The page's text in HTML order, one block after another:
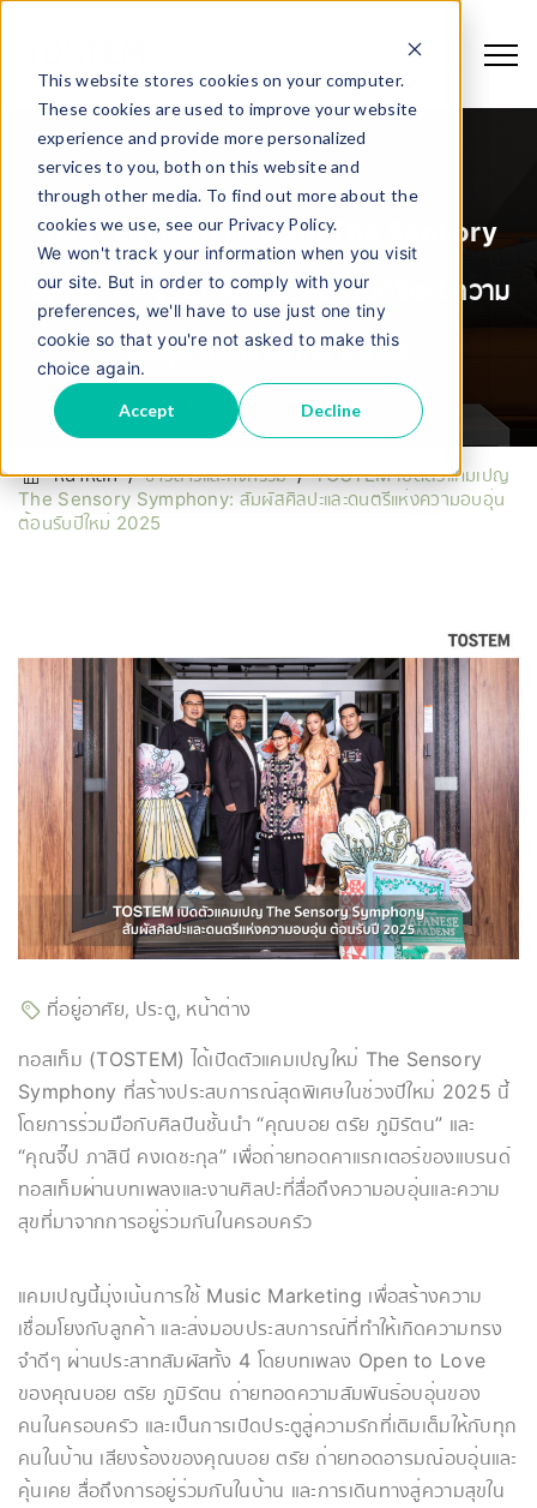
This website stores cookies on your computer.
These cookies are used to improve your website
experience and provide more personalized
services to you, both on this website and
through other media. To find out more about the
cookies we use, see our Privacy Policy.
We won't track your information when you visit
our site. But in order to comply with your
preferences, we'll have to use just one tiny
cookie so that you're not asked to make this
choice again.
Accept Decline
TOSTEM เปิดตัวแคมเปญ The Sensory
Symphony: สัมผัสศิลปะและดนตรีแห่งความ
อบอุ่น ต้อนรับปีใหม่ 2025
หน้าหลัก/ข่าวสารและกิจกรรม/TOSTEM เปิดตัวแคมเปญ
The Sensory Symphony: สัมผัสศิลปะและดนตรีแห่งความอบอุ่น
ต้อนรับปีใหม่ 2025
ที่อยู่อาศัย, ประตู, หน้าต่าง
ทอสเท็ม (TOSTEM) ได้เปิดตัวแคมเปญใหม่ The Sensory
Symphony ที่สร้างประสบการณ์สุดพิเศษในช่วงปีใหม่ 2025 นี้
โดยการร่วมมือกับศิลปินชั้นนำ “คุณบอย ตรัย ภูมิรัตน” และ
“คุณจี๊ป ภาสินี คงเดชะกุล” เพื่อถ่ายทอดคาแรกเตอร์ของแบรนด์
ทอสเท็มผ่านบทเพลงและงานศิลปะที่สื่อถึงความอบอุ่นและความ
สุขที่มาจากการอยู่ร่วมกันในครอบครัว
แคมเปญนี้มุ่งเน้นการใช้ Music Marketing เพื่อสร้างความ
เชื่อมโยงกับลูกค้า และส่งมอบประสบการณ์ที่ทำให้เกิดความทรง
จำดีๆ ผ่านประสาทสัมผัสทั้ง 4 โดยบทเพลง Open to Love
ของคุณบอย ตรัย ภูมิรัตน ถ่ายทอดความสัมพันธ์อบอุ่นของ
คนในครอบครัว และเป็นการเปิดประตูสู่ความรักที่เติมเต็มให้กับทุก
คนในบ้าน เสียงร้องของคุณบอย ตรัย ถ่ายทอดอารมณ์อบอุ่นและ
คุ้นเคย สื่อถึงการอยู่ร่วมกันในบ้าน และการเดินทางสู่ความสุขใน